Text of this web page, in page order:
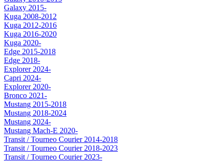
Galaxy 2015-
Kuga 2008-2012
Kuga 2012-2016
Kuga 2016-2020
Kuga 2020-
Edge 2015-2018
Edge 2018-
Explorer 2024-
Capri 2024-
Explorer 2020-
Bronco 2021-
Mustang 2015-2018
Mustang 2018-2024
Mustang 2024-
Mustang Mach-E 2020-
Transit / Tourneo Courier 2014-2018
Transit / Tourneo Courier 2018-2023
Transit / Tourneo Courier 2023-